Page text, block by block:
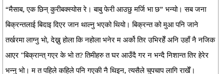
“मैसाब, एक छिन् कुरीबक्स्योस रे। बाबु फेरी आउछु मर्जि भा छ” भन्यो। सब जना
बिक्रन्तलाई बिदाइ दिएर जान थाल्नु भएको थियो। बिक्रन्त को मुआ पनि जाने
तर्खरमा लाग्नु भो, देख्नु होला कि नहोला भनेर म अर्को तिर उभिरहेँ अनि उहाँ नै नजिक
आएर "बिक्रान्त् गएर के भो त? तिमीहरु त घर आउँदै गर न भन्दै निशान्त तिर हेरेर
भन्नु भो। म त पहिले कहिले पनि गएकी नै थिइन, त्यसैले चुपचाप लागि राखेँ।